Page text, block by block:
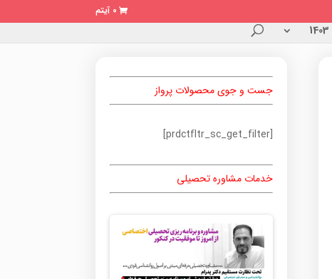
0 آیتم
جست و جوی محصولات پرواز
[prdctfltr_sc_get_filter]
خدمات مشاوره تحصیلی